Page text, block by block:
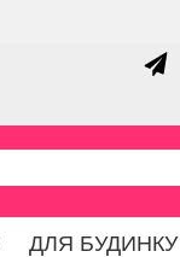
ДЛЯ БУДИНКУ